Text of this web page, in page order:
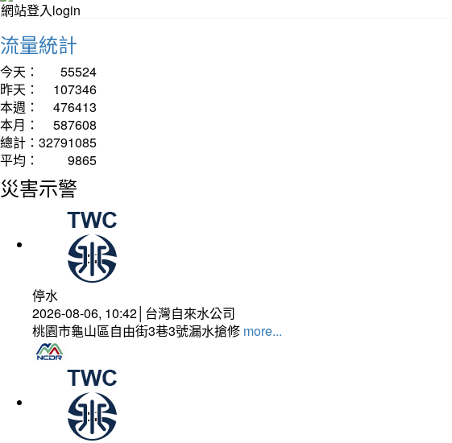
網站登入login
流量統計
今天：
55524
昨天：
107346
本週：
476413
本月：
587608
總計： 32791085
平均：
9865
災害示警
停水
2026-08-06, 10:42│台灣自來水公司
桃園市龜山區自由街3巷3號漏水搶修 more...